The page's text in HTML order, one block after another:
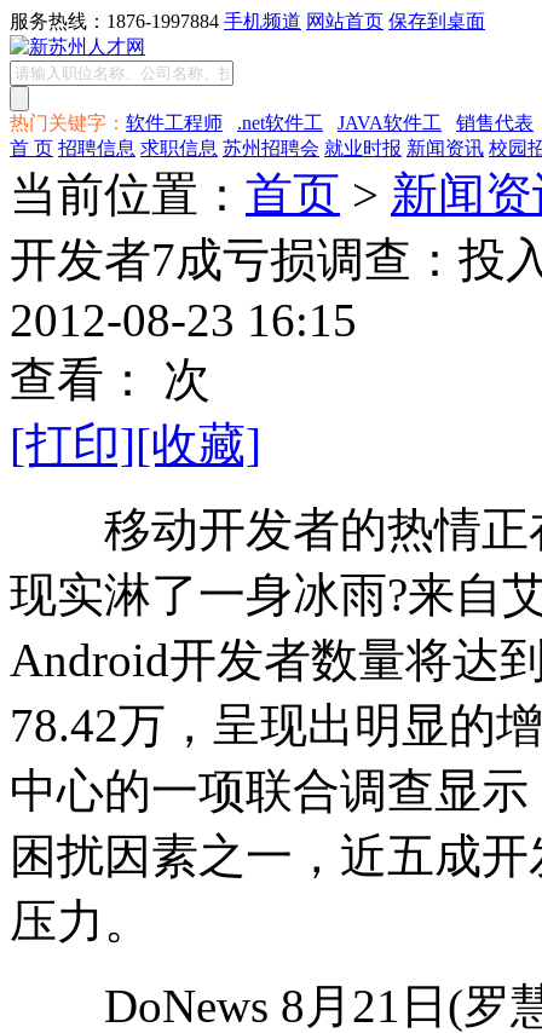
服务热线：1876-1997884 手机频道 网站首页 保存到桌面
热门关键字： 软件工程师 .net软件工 JAVA软件工
销售代表
首 页 招聘信息 求职信息 苏州招聘会 就业时报 新闻资讯 校园
当前位置： 首页 > 新闻
开发者7成亏损调查：投
2012-08-23 16:15
查看：
次
[打印][收藏]
移动开发者的热情正
现实淋了一身冰雨?来自
Android开发者数量将达
78.42万，呈现出明显的
中心的一项联合调查显
困扰因素之一，近五成
压力。
DoNews 8月21日(罗